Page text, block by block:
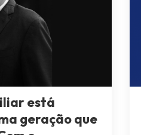
está
geração que